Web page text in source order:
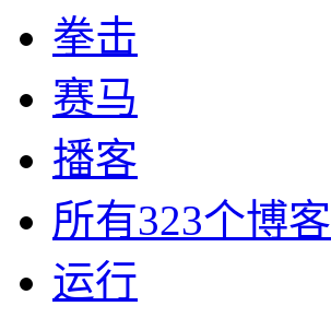
拳击
赛马
播客
所有323个博客
运行